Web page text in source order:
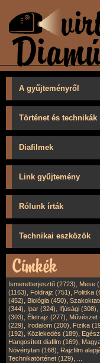
A gyűjteményről
Történet és technikák
Diafilmek
Link gyűjtemény
Rólunk írták
Technikai eszközök
Ismeretterjesztő (2723), Mese
(1163), Földrajz (751), Politika
(452), Biológia (450),
(344), Ipar (324), Ifjúsági (308),
(303), Életrajz (277), Művészet
(229), Irodalom (200), Fizika
(192), Közlekedés (189),
Hangosított diafilm (169),
Növénytan (168), Rajzfilm
Technikatörténet (129),